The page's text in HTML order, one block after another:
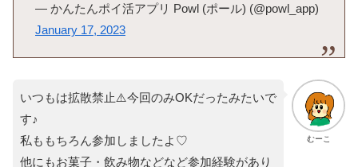
— かんたんポイ活アプリ Powl (ポール) (@powl_app)
January 17, 2023
むーこ
いつもは拡散禁止⚠️今回のみOKだったみたいで
す♪
私ももちろん参加しましたよ♡
他にもお菓子・飲み物などなど参加経験があり